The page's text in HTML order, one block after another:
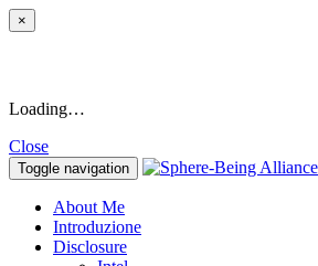
×
Loading…
Close
Toggle navigation
About Me
Introduzione
Disclosure